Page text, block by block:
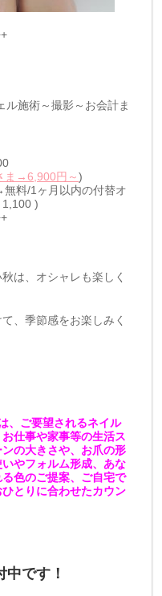
ル施術～撮影～お会計ま
ま→6,900円～)
料/1ヶ月以内の付替オ
)
は、オシャレも楽しく
、季節感をお楽しみく
、ご要望されるネイル
仕事や家事等の生活ス
の大きさや、お爪の形
やフォルム形成、あな
色のご提案、ご自宅で
とりに合わせたカウン
です！